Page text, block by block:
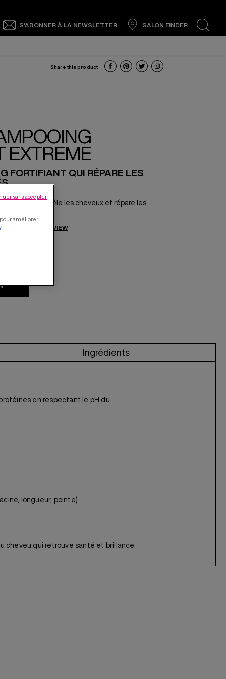
S'ABONNER À LA NEWSLETTER
SALON FINDER
search
Share this product
EXTREME
FORTIFIANT QUI RÉPARE LES
de Redken démêle les cheveux et répare les
WRITE A REVIEW
Ingrédients
en respectant le pH du
longueur, pointe)
cheveu qui retrouve santé et brillance.
pour améliorer
sans accepter